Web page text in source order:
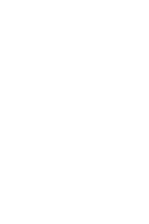
daugelį
visoje
atliktą
siekiama
nacionalinių